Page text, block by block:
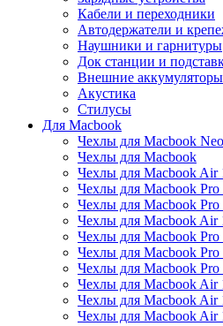
Кабели и переходники
Автодержатели и
Наушники и гарнитуры
Док станции и
Внешние аккумуляторы
Акустика
Стилусы
Для Macbook
Чехлы для Macbook
Чехлы для Macbook
Чехлы для Macbook Air
Чехлы для Macbook Pro
Чехлы для Macbook Pro
Чехлы для Macbook Air
Чехлы для Macbook Pro
Чехлы для Macbook Pro
Чехлы для Macbook Pro
Чехлы для Macbook Air
Чехлы для Macbook Air
Чехлы для Macbook Air